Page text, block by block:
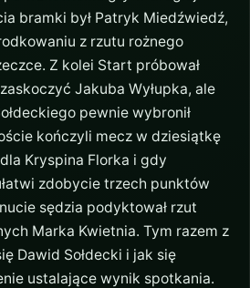
bramki był Patryk Miedźwiedź,
z rzutu rożnego
Z kolei Start próbował
Jakuba Wyłupka, ale
pewnie wybronił
kończyli mecz w dziesiątkę
Kryspina Florka i gdy
zdobycie trzech punktów
sędzia podyktował rzut
Marka Kwietnia. Tym razem z
Dawid Sołdecki i jak się
ustalające wynik spotkania.